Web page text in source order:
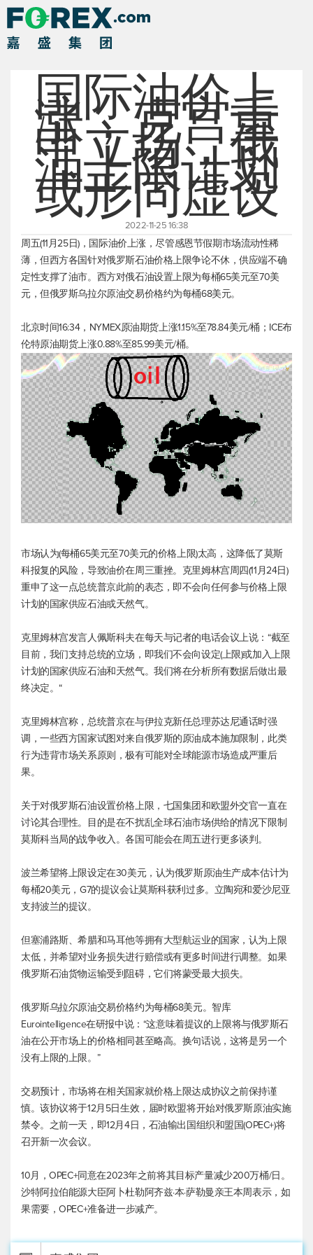
国际油价上
涨，克宫重
申立场，俄
油上限计划
或形同虚设
2022-11-25 16:38
周五(11月25日)，国际油价上涨，尽管感恩节假期市场流动性稀
薄，但西方各国针对俄罗斯石油价格上限争论不休，供应端不确
定性支撑了油市。西方对俄石油设置上限为每桶65美元至70美
元，但俄罗斯乌拉尔原油交易价格约为每桶68美元。
北京时间16:34，NYMEX原油期货上涨1.15%至78.84美元/桶；ICE布
伦特原油期货上涨0.88%至85.99美元/桶。
市场认为(每桶65美元至70美元的价格上限)太高，这降低了莫斯
科报复的风险，导致油价在周三重挫。克里姆林宫周四(11月24日)
重申了这一点总统普京此前的表态，即不会向任何参与价格上限
计划的国家供应石油或天然气。
克里姆林宫发言人佩斯科夫在每天与记者的电话会议上说：“截至
目前，我们支持总统的立场，即我们不会向设定(上限)或加入上限
计划的国家供应石油和天然气。我们将在分析所有数据后做出最
终决定。“
克里姆林宫称，总统普京在与伊拉克新任总理苏达尼通话时强
调，一些西方国家试图对来自俄罗斯的原油成本施加限制，此类
行为违背市场关系原则，极有可能对全球能源市场造成严重后
果。
关于对俄罗斯石油设置价格上限，七国集团和欧盟外交官一直在
讨论其合理性。目的是在不扰乱全球石油市场供给的情况下限制
莫斯科当局的战争收入。各国可能会在周五进行更多谈判。
波兰希望将上限设定在30美元，认为俄罗斯原油生产成本估计为
每桶20美元，G7的提议会让莫斯科获利过多。立陶宛和爱沙尼亚
支持波兰的提议。
但塞浦路斯、希腊和马耳他等拥有大型航运业的国家，认为上限
太低，并希望对业务损失进行赔偿或有更多时间进行调整。如果
俄罗斯石油货物运输受到阻碍，它们将蒙受最大损失。
俄罗斯乌拉尔原油交易价格约为每桶68美元。智库
Eurointelligence在研报中说：“这意味着提议的上限将与俄罗斯石
油在公开市场上的价格相同甚至略高。换句话说，这将是另一个
没有上限的上限。”
交易预计，市场将在相关国家就价格上限达成协议之前保持谨
慎。该协议将于12月5日生效，届时欧盟将开始对俄罗斯原油实施
禁令。之前一天，即12月4日，石油输出国组织和盟国(OPEC+)将
召开新一次会议。
10月，OPEC+同意在2023年之前将其目标产量减少200万桶/日。
沙特阿拉伯能源大臣阿卜杜勒阿齐兹·本·萨勒曼亲王本周表示，如
果需要，OPEC+准备进一步减产。